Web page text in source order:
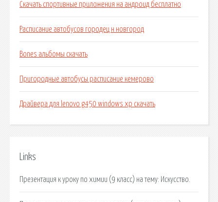
Скачать спортивные приложения на андроид бесплатно
Расписание автобусов городец н новгород
Bones альбомы скачать
Пригородные автобусы расписание кемерово
Драйвера для lenovo g450 windows xp скачать
Links
Презентация к уроку по химии (9 класс) на тему: Искусство.